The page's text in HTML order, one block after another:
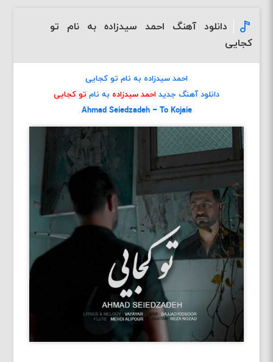
دانلود آهنگ احمد سیدزاده به نام تو
کجایی
احمد سیدزاده به نام تو کجایی
دانلود آهنگ جدید احمد سیدزاده به نام تو کجایی
Ahmad Seiedzadeh – To Kojaie